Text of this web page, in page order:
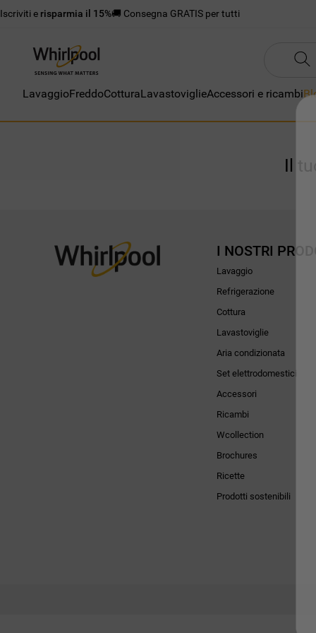
Iscriviti e risparmia il 15%🚚 Consegna GRATIS per tutti
LavaggioFreddoCotturaLavastoviglieAccessori e ricambi
Il
I NOSTRI
Lavaggio
Refrigerazione
Cottura
Lavastoviglie
Aria condizionata
Set elettrodomestici
Accessori
Ricambi
Wcollection
Brochures
Ricette
Prodotti sostenibili